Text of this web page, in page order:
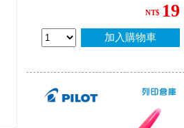
NT$ 19
加入購物車